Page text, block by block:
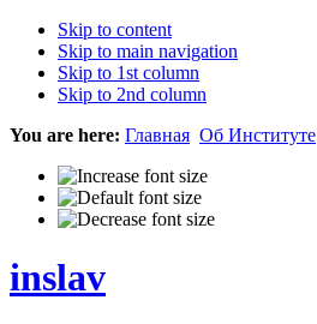
Skip to content
Skip to main navigation
Skip to 1st column
Skip to 2nd column
You are here: Главная Об Институте
inslav